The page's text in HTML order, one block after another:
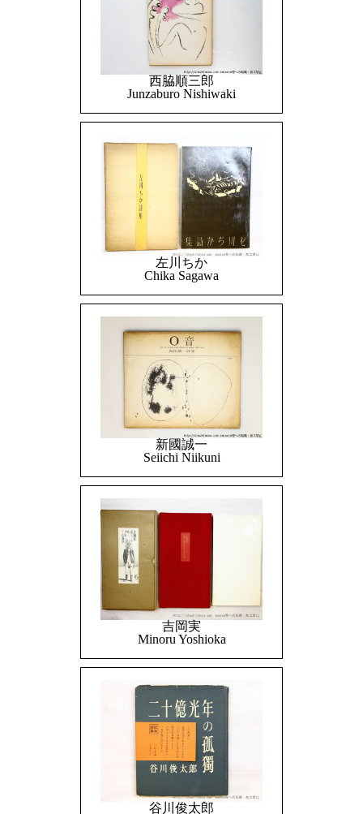
西脇順三郎
Junzaburo Nishiwaki
左川ちか
Chika Sagawa
新國誠一
Seiichi Niikuni
吉岡実
Minoru Yoshioka
谷川俊太郎